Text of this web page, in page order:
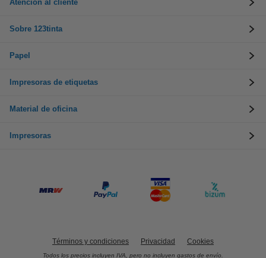
Atención al cliente
Sobre 123tinta
Papel
Impresoras de etiquetas
Material de oficina
Impresoras
Términos y condiciones Privacidad Cookies
Todos los precios incluyen IVA, pero no incluyen gastos de envío.